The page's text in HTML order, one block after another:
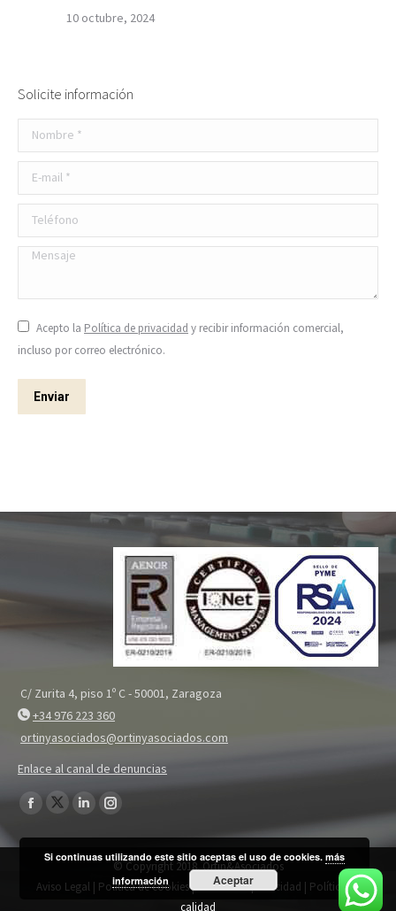
10 octubre, 2024
Solicite información
Nombre *
E-mail *
Teléfono
Mensaje
Acepto la Política de privacidad y recibir información comercial,
incluso por correo electrónico.
Enviar
C/ Zurita 4, piso 1º C - 50001, Zaragoza
+34 976 223 360
ortinyasociados@ortinyasociados.com
Enlace al canal de denuncias
Encuéntranos en:
Facebook
page
opens
in
Twitter
page
opens
in
Linkedin
page
opens
in
Instagram
page
opens
in
© Copyright 2018. Ortin&Asociados
Aviso Legal | Política de cookies|Política de privacidad | Política de
calidad
Si continuas utilizando este sitio aceptas el uso de cookies.más
información
Aceptar